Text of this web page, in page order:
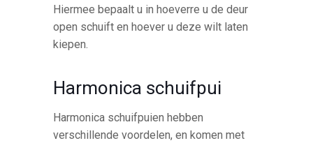
Hiermee bepaalt u in hoeverre u de deur
open schuift en hoever u deze wilt laten
kiepen.
Harmonica schuifpui
Harmonica schuifpuien hebben
verschillende voordelen, en komen met